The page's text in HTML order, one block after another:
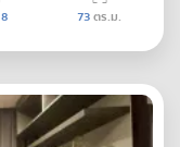
8 73ตร.ม.